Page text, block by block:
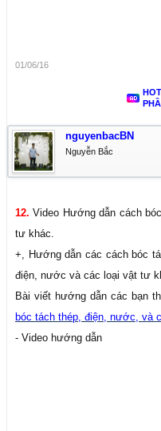
01/06/16
nguyenbacBN
Nguyễn Bắc
12. Video Hướng dẫn cách
tư khác.
+, Hướng dẫn các cách bóc
điện, nước và các loại vật tư
Bài viết hướng dẫn các bạn
bóc tách thép, điện, nước, và
- Video hướng dẫn